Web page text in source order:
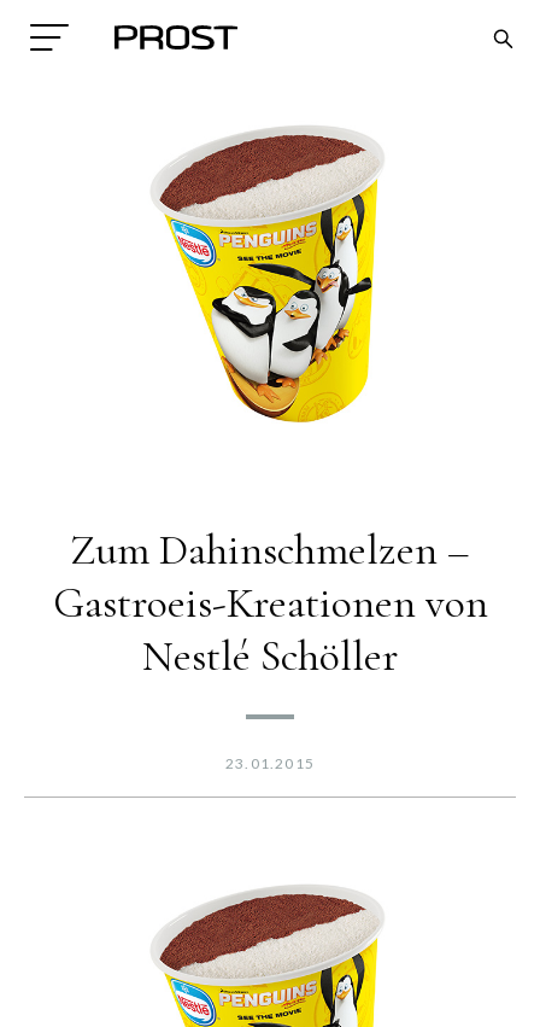
Zum Dahinschmelzen –
Gastroeis-Kreationen von
Nestlé Schöller
23.01.2015